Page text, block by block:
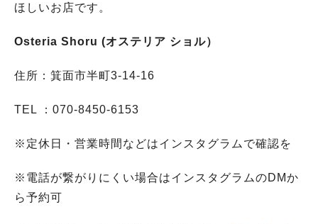
ほしいお店です。
Osteria Shoru (オステリア ショル）
住所：箕面市半町3-14-16
TEL ：070-8450-6153
※定休日・営業時間などはインスタグラムで確認を
※電話が繋がりにくい場合はインスタグラムのDMか
ら予約可